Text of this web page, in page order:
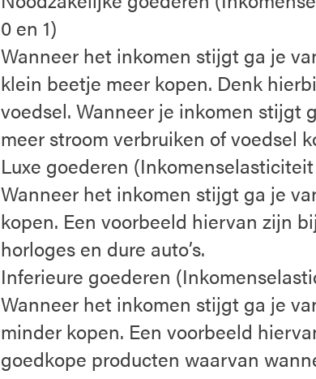
0 en 1)
Wanneer het inkomen stijgt ga je
klein beetje meer kopen. Denk
voedsel. Wanneer je inkomen stijgt
meer stroom verbruiken of voedsel
Luxe goederen
Wanneer het inkomen stijgt ga je
kopen. Een voorbeeld hiervan zijn
horloges en dure auto’s.
Inferieure goederen
Wanneer het inkomen stijgt ga je
minder kopen. Een voorbeeld
goedkope producten waarvan